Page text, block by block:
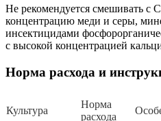
Не рекомендуется смешивать
концентрацию меди и серы,
инсектицидами
с высокой концентрацией
Норма расхода и
Культура
Норма
расхода